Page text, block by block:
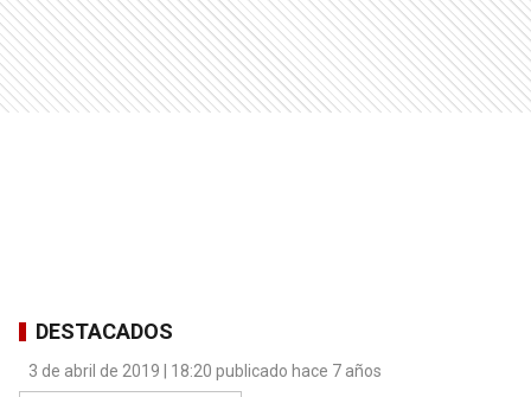
DESTACADOS
3 de abril de 2019 | 18:20 publicado hace 7 años